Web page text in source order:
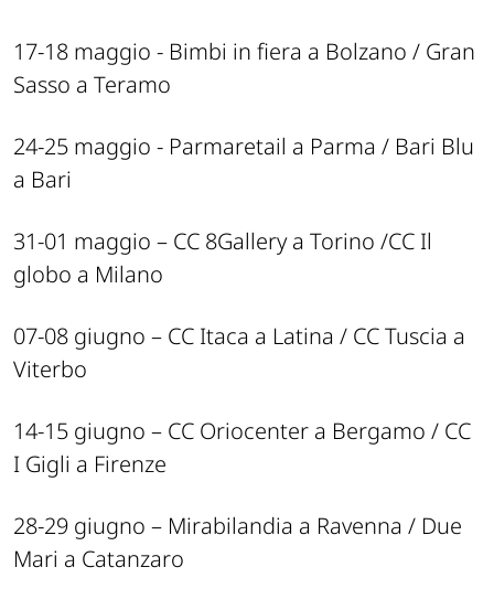
17-18 maggio - Bimbi in fiera a Bolzano / Gran
Sasso a Teramo
24-25 maggio - Parmaretail a Parma / Bari Blu
a Bari
31-01 maggio – CC 8Gallery a Torino /CC Il
globo a Milano
07-08 giugno – CC Itaca a Latina / CC Tuscia a
Viterbo
14-15 giugno – CC Oriocenter a Bergamo / CC
I Gigli a Firenze
28-29 giugno – Mirabilandia a Ravenna / Due
Mari a Catanzaro